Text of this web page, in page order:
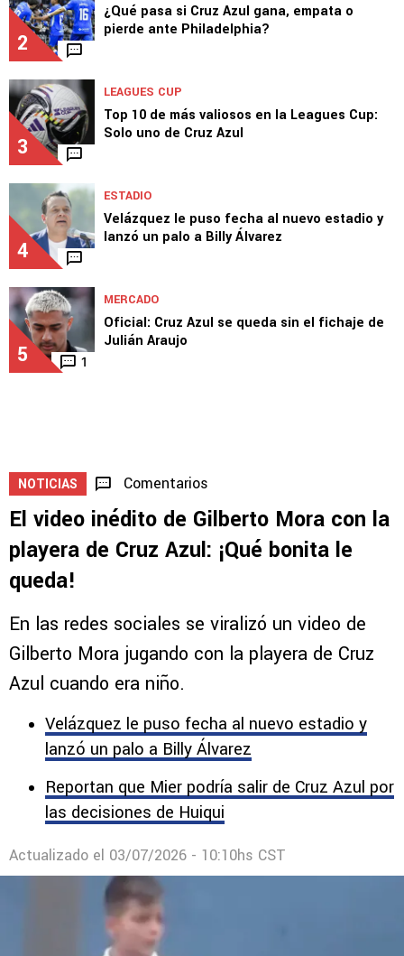
2
¿Qué pasa si Cruz Azul gana, empata o
pierde ante Philadelphia?
3
LEAGUES CUP
Top 10 de más valiosos en la Leagues Cup:
Solo uno de Cruz Azul
4
ESTADIO
Velázquez le puso fecha al nuevo estadio y
lanzó un palo a Billy Álvarez
5 1
MERCADO
Oficial: Cruz Azul se queda sin el fichaje de
Julián Araujo
NOTICIAS Comentarios
El video inédito de Gilberto Mora con la
playera de Cruz Azul: ¡Qué bonita le
queda!
En las redes sociales se viralizó un video de
Gilberto Mora jugando con la playera de Cruz
Azul cuando era niño.
Velázquez le puso fecha al nuevo estadio y
lanzó un palo a Billy Álvarez
Reportan que Mier podría salir de Cruz Azul por
las decisiones de Huiqui
Actualizado el 03/07/2026 - 10:10hs CST